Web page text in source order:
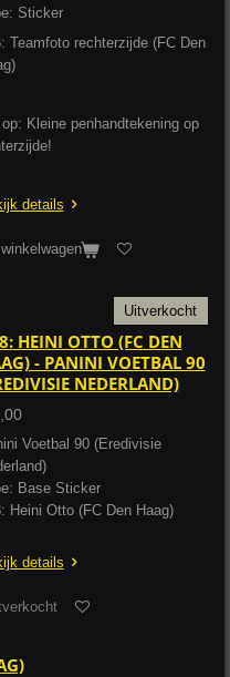
Sticker
Teamfoto rechterzijde (FC Den
op: Kleine penhandtekening op
details
winkelwagen
Uitverkocht
HEINI OTTO (FC DEN
- PANINI VOETBAL 90
NEDERLAND)
Voetbal 90 (Eredivisie
Base Sticker
Heini Otto (FC Den Haag)
details